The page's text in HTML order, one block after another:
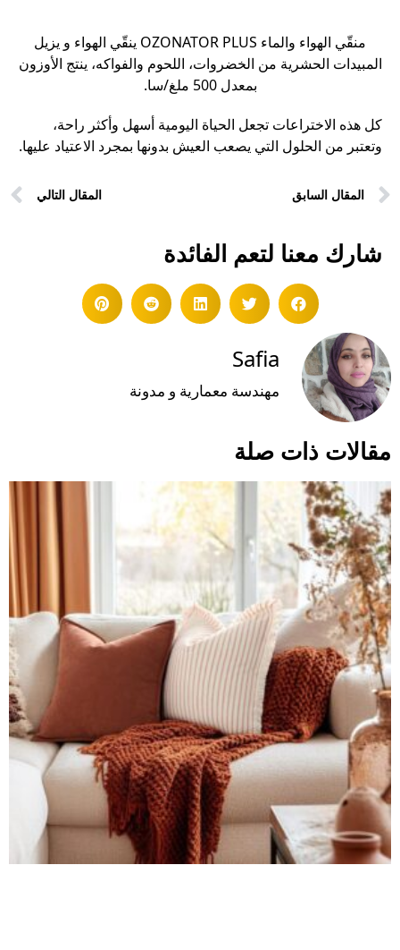
منقّي الهواء والماء OZONATOR PLUS ينقّي الهواء و يزيل
المبيدات الحشرية من الخضروات، اللحوم والفواكه، ينتج الأوزون
بمعدل 500 ملغ/سا.
كل هذه الاختراعات تجعل الحياة اليومية أسهل وأكثر راحة،
وتعتبر من الحلول التي يصعب العيش بدونها بمجرد الاعتياد عليها.
المقال السابق المقال التالي
شارك معنا لتعم الفائدة
Safia
مهندسة معمارية و مدونة
مقالات ذات صلة